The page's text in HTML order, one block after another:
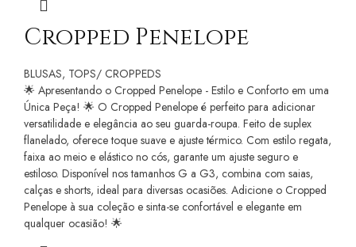
Cropped Penelope
BLUSAS, TOPS/ CROPPEDS
🌟 Apresentando o Cropped Penelope - Estilo e Conforto em uma
Única Peça! 🌟 O Cropped Penelope é perfeito para adicionar
versatilidade e elegância ao seu guarda-roupa. Feito de suplex
flanelado, oferece toque suave e ajuste térmico. Com estilo regata,
faixa ao meio e elástico no cós, garante um ajuste seguro e
estiloso. Disponível nos tamanhos G a G3, combina com saias,
calças e shorts, ideal para diversas ocasiões. Adicione o Cropped
Penelope à sua coleção e sinta-se confortável e elegante em
qualquer ocasião! 🌟